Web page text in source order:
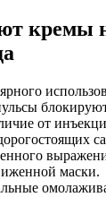
кремы
от
маски.